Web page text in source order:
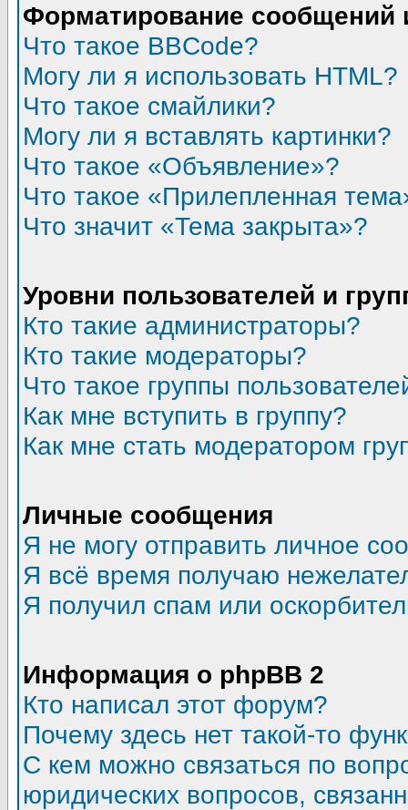
Форматирование сообщений
Что такое BBCode?
Могу ли я использовать HTML?
Что такое смайлики?
Могу ли я вставлять картинки?
Что такое «Объявление»?
Что такое «Прилепленная
Что значит «Тема закрыта»?
Уровни пользователей и
Кто такие администраторы?
Кто такие модераторы?
Что такое группы
Как мне вступить в группу?
Как мне стать модератором
Личные сообщения
Я не могу отправить личное
Я всё время получаю
Я получил спам или
Информация о phpBB 2
Кто написал этот форум?
Почему здесь нет такой-то
С кем можно связаться по
юридических вопросов,